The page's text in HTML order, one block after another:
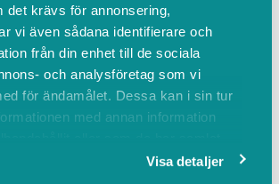
det krävs för annonsering,
vi även sådana identifierare och
från din enhet till de sociala
och analysföretag som vi
för ändamålet. Dessa kan i sin tur
med annan information
Visa detaljer
om du får förhinder.
för sent avbokad
med fullt pris.
6, 802 80 Gävle